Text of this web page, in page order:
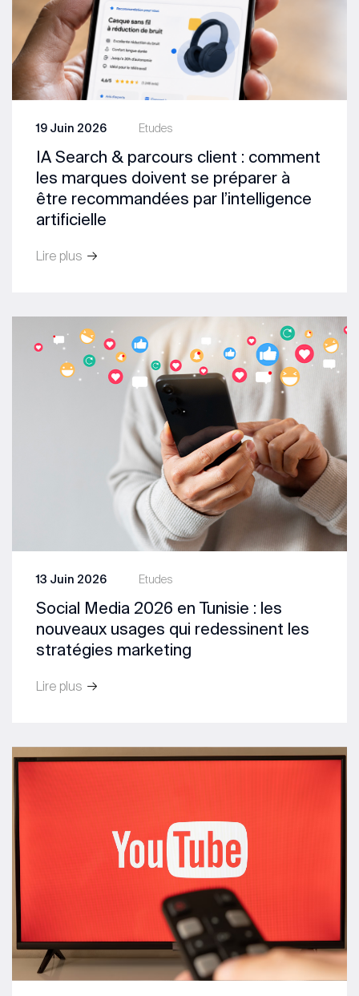
Etudes
19 Juin 2026
IA Search & parcours client : comment
les marques doivent se préparer à
être recommandées par l’intelligence
artificielle
Lire plus
Etudes
13 Juin 2026
Social Media 2026 en Tunisie : les
nouveaux usages qui redessinent les
stratégies marketing
Lire plus